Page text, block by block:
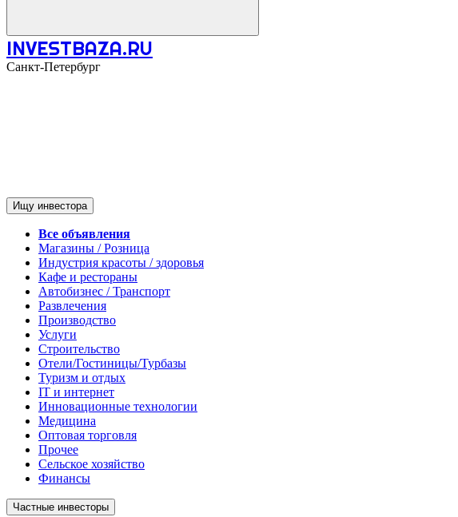
INVESTBAZA.RU
Санкт-Петербург
Ищу инвестора
Все объявления
Магазины / Розница
Индустрия красоты / здоровья
Кафе и рестораны
Автобизнес / Транспорт
Развлечения
Производство
Услуги
Строительство
Отели/Гостиницы/Турбазы
Туризм и отдых
IT и интернет
Инновационные технологии
Медицина
Оптовая торговля
Прочее
Сельское хозяйство
Финансы
Частные инвесторы